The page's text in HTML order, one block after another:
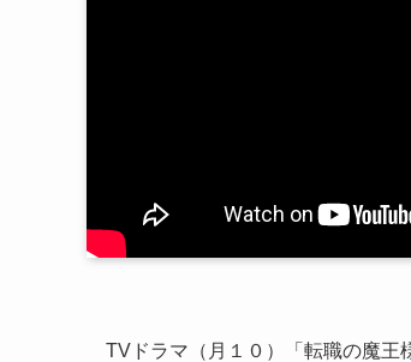
TVドラマ（月１０）「転職の魔王